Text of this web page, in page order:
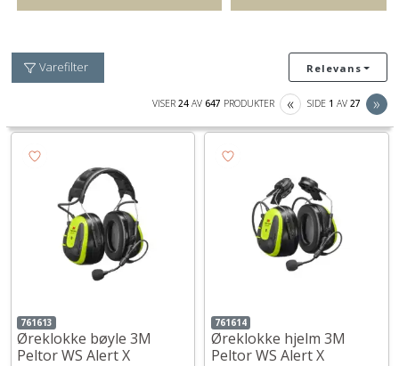
Varefilter Relevans
VISER 24AV 647 PRODUKTER «PREVIOUS
SIDE 1 AV 27 »
761613
Øreklokke bøyle 3M
Peltor WS Alert X
761614
Øreklokke hjelm 3M
Peltor WS Alert X